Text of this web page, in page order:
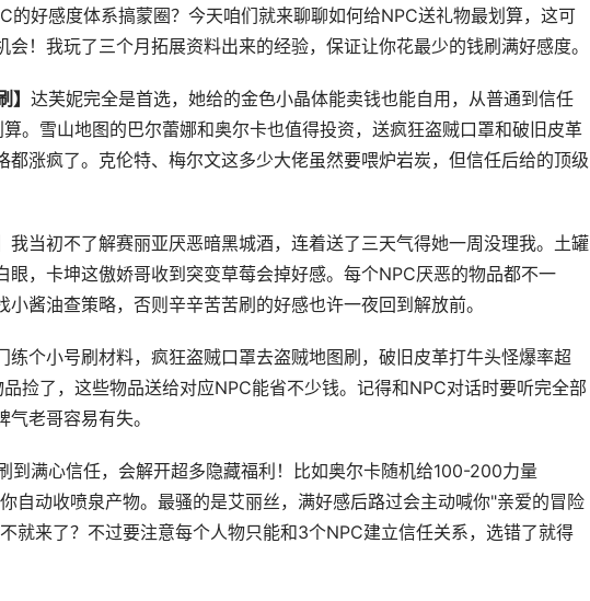
的好感度体系搞蒙圈？今天咱们就来聊聊如何给NPC送礼物最划算，这可
！我玩了三个月拓展资料出来的经验，保证让你花最少的钱刷满好感度。
】 达芙妮完全是首选，她给的金色小晶体能卖钱也能自用，从普通到信任
。雪山地图的巴尔蕾娜和奥尔卡也值得投资，送疯狂盗贼口罩和破旧皮革
都涨疯了。克伦特、梅尔文这多少大佬虽然要喂炉岩炭，但信任后给的顶级
我当初不了解赛丽亚厌恶暗黑城酒，连着送了三天气得她一周没理我。土罐
眼，卡坤这傲娇哥收到突变草莓会掉好感。每个NPC厌恶的物品都不一
酱油查策略，否则辛辛苦苦刷的好感也许一夜回到解放前。
练个小号刷材料，疯狂盗贼口罩去盗贼地图刷，破旧皮革打牛头怪爆率超
捡了，这些物品送给对应NPC能省不少钱。记得和NPC对话时要听完全部
老哥容易有失。
到满心信任，会解开超多隐藏福利！比如奥尔卡随机给100-200力量
自动收喷泉产物。最骚的是艾丽丝，满好感后路过会主动喊你"亲爱的冒险
就来了？不过要注意每个人物只能和3个NPC建立信任关系，选错了就得